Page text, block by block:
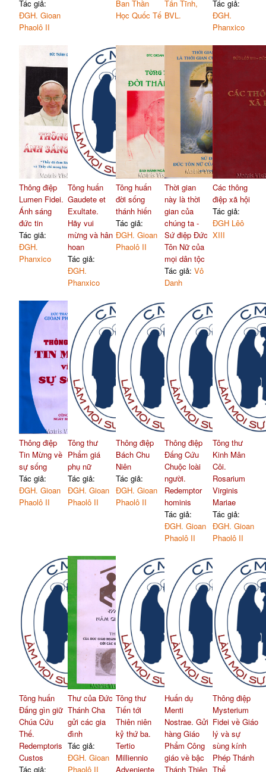
Tác giả:
ĐGH. Gioan
Phaolô II
Ban Thần
Học Quốc Tế
Tấn Tĩnh,
BVL.
Tác giả:
ĐGH.
Phanxico
Thông điệp
Lumen Fidei.
Ánh sáng
đức tin
Tác giả:
ĐGH.
Phanxico
Tông huấn
Gaudete et
Exultate.
Hãy vui
mừng và hân
hoan
Tác giả:
ĐGH.
Phanxico
Tông huấn
đời sống
thánh hiến
Tác giả:
ĐGH. Gioan
Phaolô II
Thời gian
này là thời
gian của
chúng ta -
Sứ điệp Đức
Tôn Nữ của
mọi dân tộc
Tác giả: Vô
Danh
Các thông
điệp xã hội
Tác giả:
ĐGH Lêô
XIII
Thông điệp
Tin Mừng về
sự sống
Tác giả:
ĐGH. Gioan
Phaolô II
Tông thư
Phẩm giá
phụ nữ
Tác giả:
ĐGH. Gioan
Phaolô II
Thông điệp
Bách Chu
Niên
Tác giả:
ĐGH. Gioan
Phaolô II
Thông điệp
Đấng Cứu
Chuộc loài
người.
Redemptor
hominis
Tác giả:
ĐGH. Gioan
Phaolô II
Tông thư
Kinh Mân
Côi.
Rosarium
Virginis
Mariae
Tác giả:
ĐGH. Gioan
Phaolô II
Tông huấn
Đấng gìn giữ
Chúa Cứu
Thế.
Redemptoris
Custos
Tác giả:
Thư của Đức
Thánh Cha
gửi các gia
đình
Tác giả:
ĐGH. Gioan
Phaolô II
Tông thư
Tiến tới
Thiên niên
kỷ thứ ba.
Tertio
Milliennio
Adveniente
Huấn dụ
Menti
Nostrae. Gửi
hàng Giáo
Phẩm Công
giáo về bậc
Thánh Thiện
Thông điệp
Mysterium
Fidei về Giáo
lý và sự
sùng kính
Phép Thánh
Thể